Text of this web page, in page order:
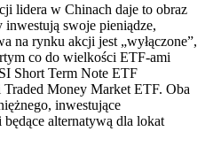
lidera w Chinach daje to obraz
swoje pieniądze,
na rynku akcji jest „wyłączone”,
co do wielkości ETF-ami
Short Term Note ETF
Money Market ETF. Oba
inwestujące
alternatywą dla lokat